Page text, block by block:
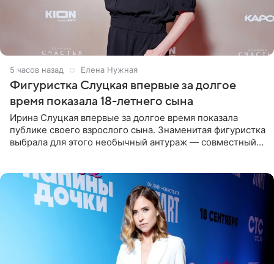
5 часов назад Елена Нужная
Фигуристка Слуцкая впервые за долгое
время показала 18-летнего сына
Ирина Слуцкая впервые за долгое время показала
публике своего взрослого сына. Знаменитая фигуристка
выбрала для этого необычный антураж — совместный